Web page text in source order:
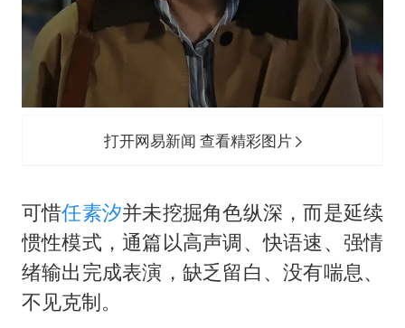
打开网易新闻 查看精彩图片
可惜任素汐并未挖掘角色纵深，而是延续
惯性模式，通篇以高声调、快语速、强情
绪输出完成表演，缺乏留白、没有喘息、
不见克制。